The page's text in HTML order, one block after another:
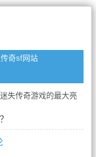
奇sf网站
失传奇游戏的最大亮